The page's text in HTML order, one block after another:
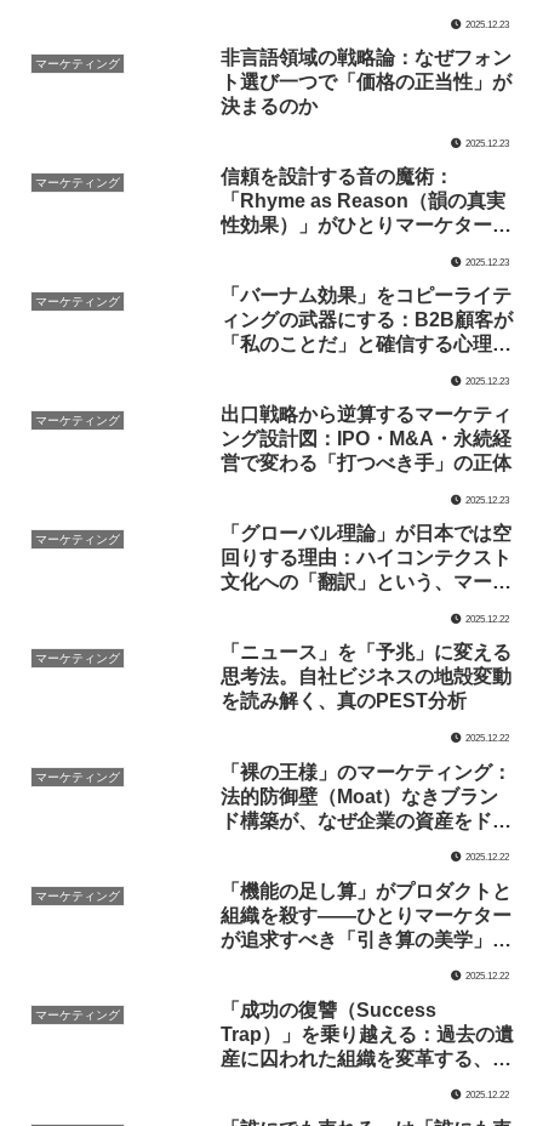
2025.12.23
マーケティング
非言語領域の戦略論：なぜフォン
ト選び一つで「価格の正当性」が
決まるのか
2025.12.23
マーケティング
信頼を設計する音の魔術：
「Rhyme as Reason（韻の真実
性効果）」がひとりマーケターの
2025.12.23
マーケティング
「バーナム効果」をコピーライテ
ィングの武器にする：B2B顧客が
「私のことだ」と確信する心理構
2025.12.23
マーケティング
出口戦略から逆算するマーケティ
ング設計図：IPO・M&A・永続経
営で変わる「打つべき手」の正体
2025.12.23
マーケティング
「グローバル理論」が日本では空
回りする理由：ハイコンテクスト
文化への「翻訳」という、マーケ
2025.12.22
マーケティング
「ニュース」を「予兆」に変える
思考法。自社ビジネスの地殻変動
を読み解く、真のPEST分析
2025.12.22
マーケティング
「裸の王様」のマーケティング：
法的防御壁（Moat）なきブラン
ド構築が、なぜ企業の資産をドブ
2025.12.22
マーケティング
「機能の足し算」がプロダクトと
組織を殺す——ひとりマーケター
が追求すべき「引き算の美学」と
2025.12.22
マーケティング
「成功の復讐（Success
Trap）」を乗り越える：過去の遺
産に囚われた組織を変革する、ひ
2025.12.22